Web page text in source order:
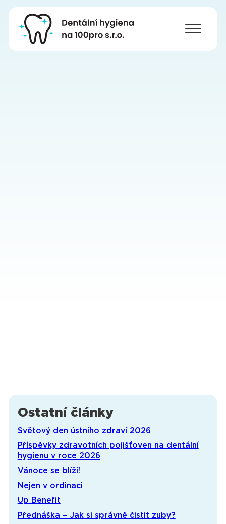
Ostatní články
Světový den ústního zdraví 2026
Příspěvky zdravotních pojišťoven na dentální
hygienu v roce 2026
Vánoce se blíží!
Nejen v ordinaci
Up Benefit
Přednáška – Jak si správně čistit zuby?